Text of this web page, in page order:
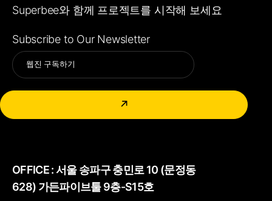
Superbee와 함께 프로젝트를 시작해 보세요
Subscribe to Our Newsletter
↗
Alternative:
OFFICE :서울 송파구 충민로 10 (문정동
628) 가든파이브툴 9층-S15호